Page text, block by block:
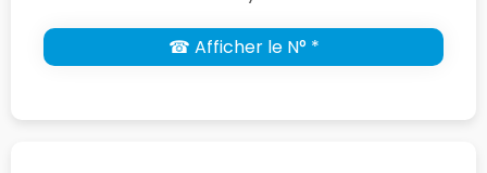
☎ Afficher le N° *